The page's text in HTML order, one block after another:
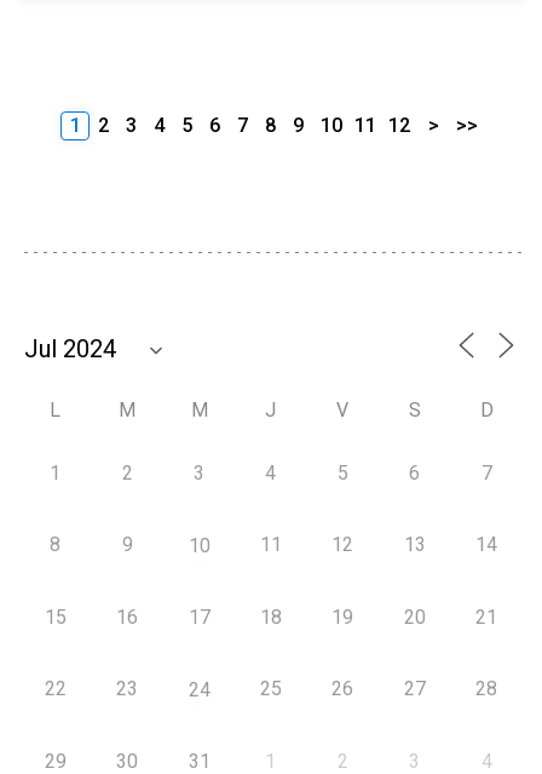
1 2 3 4 5 6 7 8 9 10 11 12 > >>
L M M J V S D
1 2 3 4 5 6 7
8 9 10 11 12 13 14
15 16 17 18 19 20 21
22 23 24 25 26 27 28
29 30 31 1 2 3 4